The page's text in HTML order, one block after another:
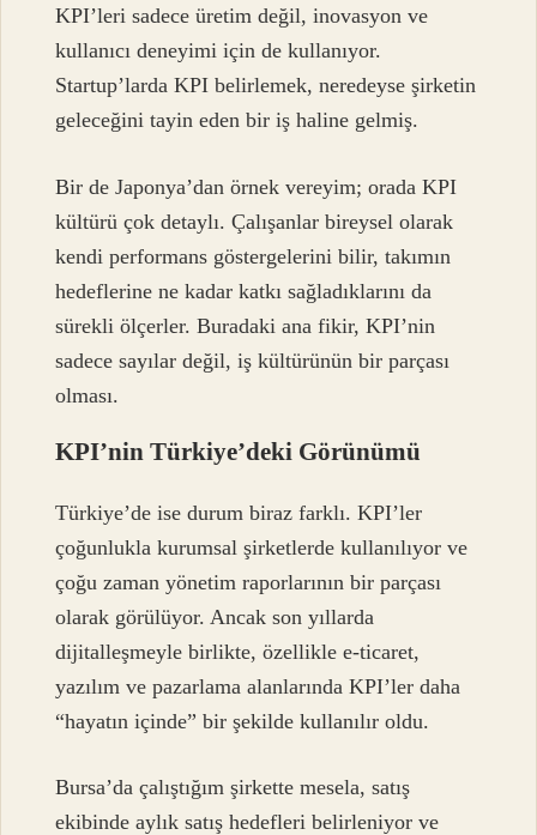
KPI’leri sadece üretim değil, inovasyon ve
kullanıcı deneyimi için de kullanıyor.
Startup’larda KPI belirlemek, neredeyse şirketin
geleceğini tayin eden bir iş haline gelmiş.
Bir de Japonya’dan örnek vereyim; orada KPI
kültürü çok detaylı. Çalışanlar bireysel olarak
kendi performans göstergelerini bilir, takımın
hedeflerine ne kadar katkı sağladıklarını da
sürekli ölçerler. Buradaki ana fikir, KPI’nin
sadece sayılar değil, iş kültürünün bir parçası
olması.
KPI’nin Türkiye’deki Görünümü
Türkiye’de ise durum biraz farklı. KPI’ler
çoğunlukla kurumsal şirketlerde kullanılıyor ve
çoğu zaman yönetim raporlarının bir parçası
olarak görülüyor. Ancak son yıllarda
dijitalleşmeyle birlikte, özellikle e-ticaret,
yazılım ve pazarlama alanlarında KPI’ler daha
“hayatın içinde” bir şekilde kullanılır oldu.
Bursa’da çalıştığım şirkette mesela, satış
ekibinde aylık satış hedefleri belirleniyor ve